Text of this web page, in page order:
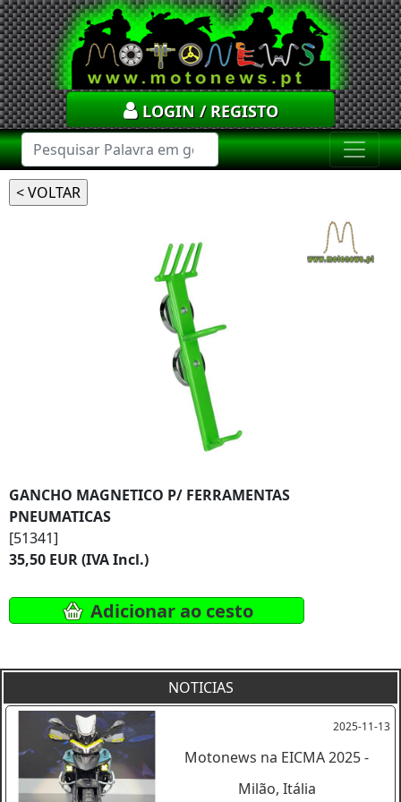
LOGIN / REGISTO
GANCHO MAGNETICO P/ FERRAMENTAS
PNEUMATICAS
[51341]
35,50 EUR (IVA Incl.)
Adicionar ao cesto
NOTICIAS
2025-11-13
Motonews na EICMA 2025 -
Milão, Itália